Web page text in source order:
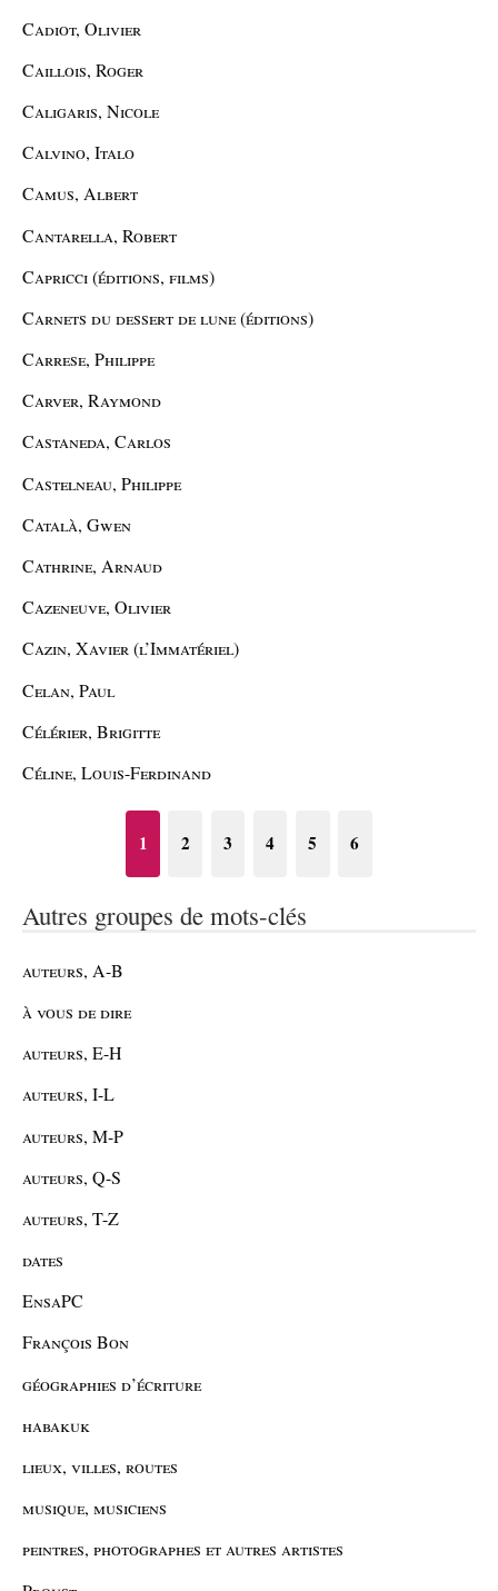
Cadiot, Olivier
Caillois, Roger
Caligaris, Nicole
Calvino, Italo
Camus, Albert
Cantarella, Robert
Capricci (éditions, films)
Carnets du dessert de lune (éditions)
Carrese, Philippe
Carver, Raymond
Castaneda, Carlos
Castelneau, Philippe
Català, Gwen
Cathrine, Arnaud
Cazeneuve, Olivier
Cazin, Xavier (l’Immatériel)
Celan, Paul
Célérier, Brigitte
Céline, Louis-Ferdinand
1 2 3 4 5 6
Autres groupes de mots-clés
auteurs, A-B
à vous de dire
auteurs, E-H
auteurs, I-L
auteurs, M-P
auteurs, Q-S
auteurs, T-Z
dates
EnsaPC
François Bon
géographies d’écriture
habakuk
lieux, villes, routes
musique, musiciens
peintres, photographes et autres artistes